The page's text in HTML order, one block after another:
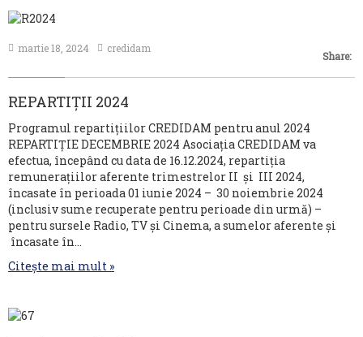
martie 18, 2024 credidam
Share:
REPARTIȚII 2024
Programul repartițiilor CREDIDAM pentru anul 2024
REPARTIȚIE DECEMBRIE 2024 Asociația CREDIDAM va
efectua, începând cu data de 16.12.2024, repartiția
remunerațiilor aferente trimestrelor II și III 2024,
încasate în perioada 01 iunie 2024 – 30 noiembrie 2024
(inclusiv sume recuperate pentru perioade din urmă) –
pentru sursele Radio, TV și Cinema, a sumelor aferente și
încasate în…
Citește mai mult »